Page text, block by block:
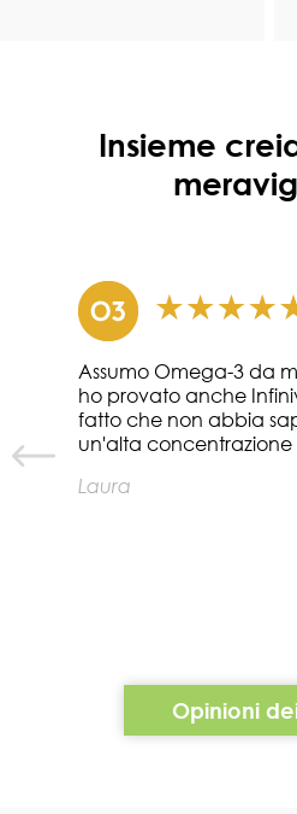
Insieme
Assumo Omega-3 da
ho provato anche
fatto che non abbia
un'alta concentrazione
Laura
Opinioni